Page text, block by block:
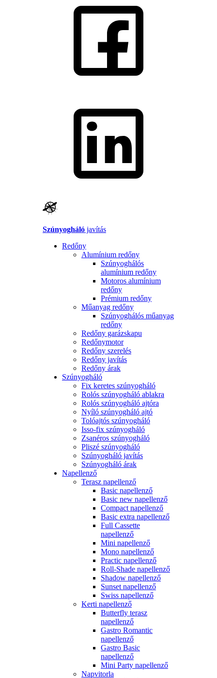
Szúnyogháló javítás
Redőny
Alumínium redőny
Szúnyoghálós
alumínium redőny
Motoros alumínium
redőny
Prémium redőny
Műanyag redőny
Szúnyoghálós műanyag
redőny
Redőny garázskapu
Redőnymotor
Redőny szerelés
Redőny javítás
Redőny árak
Szúnyogháló
Fix keretes szúnyogháló
Rolós szúnyogháló ablakra
Rolós szúnyogháló ajtóra
Nyíló szúnyogháló ajtó
Tolóajtós szúnyogháló
Isso-fix szúnyogháló
Zsanéros szúnyogháló
Pliszé szúnyogháló
Szúnyogháló javítás
Szúnyogháló árak
Napellenző
Terasz napellenző
Basic napellenző
Basic new napellenző
Compact napellenző
Basic extra napellenző
Full Cassette
napellenző
Mini napellenző
Mono napellenző
Practic napellenző
Roll-Shade napellenző
Shadow napellenző
Sunset napellenző
Swiss napellenző
Kerti napellenző
Butterfly terasz
napellenző
Gastro Romantic
napellenző
Gastro Basic
napellenző
Mini Party napellenző
Napvitorla